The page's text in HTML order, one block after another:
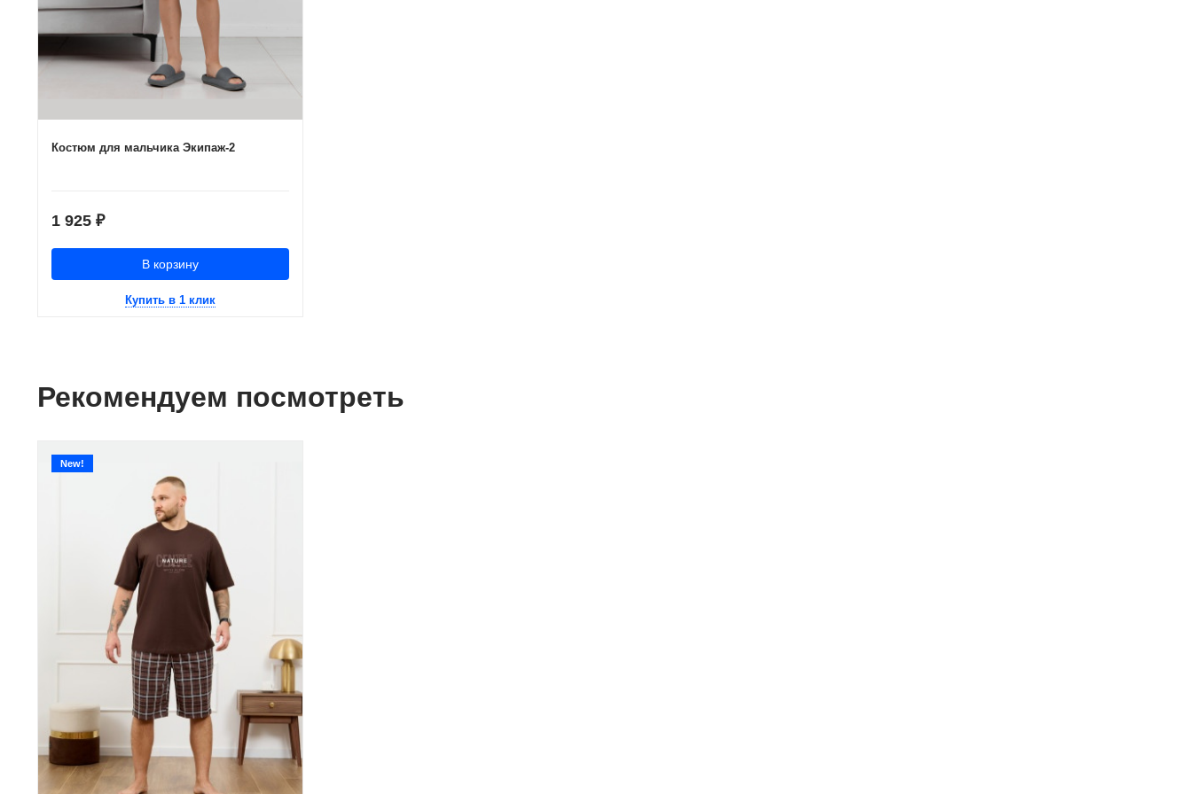
Костюм для мальчика Экипаж-2
1 925 ₽
В корзину
Купить в 1 клик
Рекомендуем посмотреть
New!